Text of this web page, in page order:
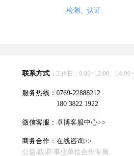
检测、认证
联系方式 （工作日：9:00~12:00、
服务热线：0769-22888212
180 3822 1922
微信客服： 卓博客服中心>>
商务合作： 在线咨询>>
公益/政府/事业单位合作专属